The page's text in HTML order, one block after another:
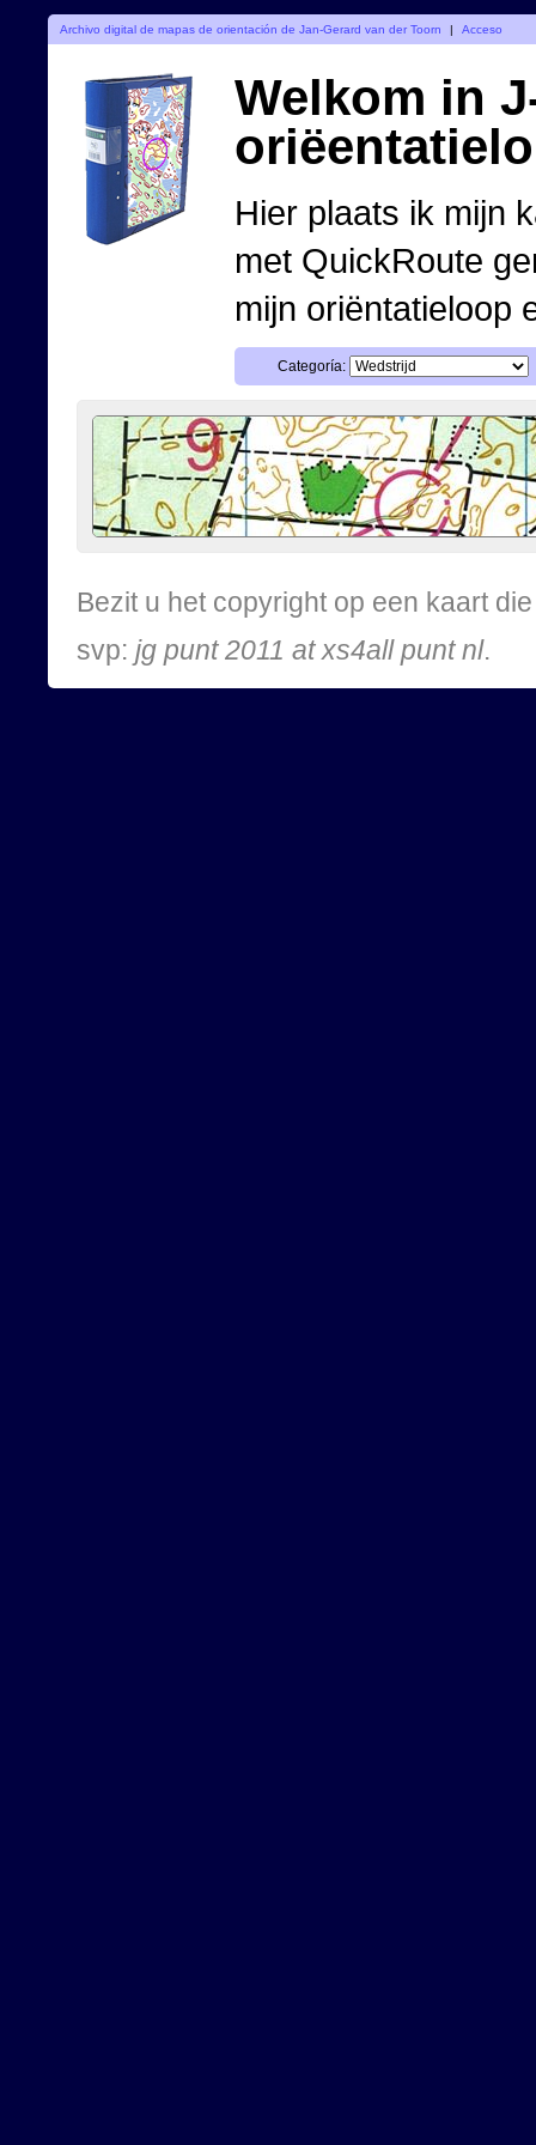
Archivo digital de mapas de orientación de Jan-Gerard van der Toorn | Acceso
Welkom in
Hier plaats ik mijn
met QuickRoute
mijn oriëntatieloop
Categoría:
Bezit u het copyright op een kaart
svp: jg punt 2011 at xs4all punt nl.